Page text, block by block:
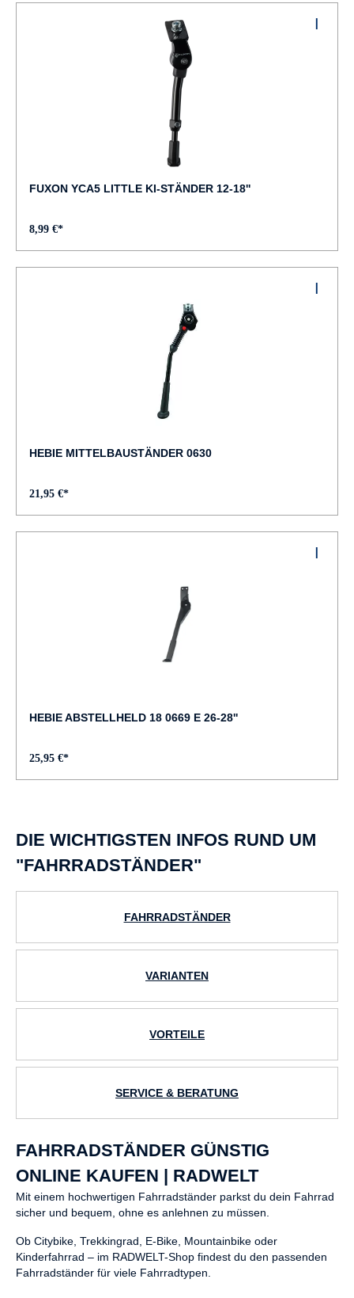
FUXON YCA5 LITTLE KI-STÄNDER 12-18''
8,99 €*
HEBIE MITTELBAUSTÄNDER 0630
21,95 €*
HEBIE ABSTELLHELD 18 0669 E 26-28''
25,95 €*
DIE WICHTIGSTEN INFOS RUND UM
"FAHRRADSTÄNDER"
FAHRRADSTÄNDER
VARIANTEN
VORTEILE
SERVICE & BERATUNG
FAHRRADSTÄNDER GÜNSTIG
ONLINE KAUFEN | RADWELT
Mit einem hochwertigen Fahrradständer parkst du dein Fahrrad
sicher und bequem, ohne es anlehnen zu müssen.
Ob Citybike, Trekkingrad, E-Bike, Mountainbike oder
Kinderfahrrad – im RADWELT-Shop findest du den passenden
Fahrradständer für viele Fahrradtypen.